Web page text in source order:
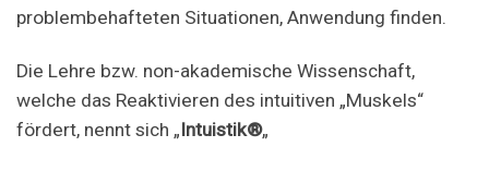
problembehafteten Situationen, Anwendung finden.
Die Lehre bzw. non-akademische Wissenschaft,
welche das Reaktivieren des intuitiven „Muskels“
fördert, nennt sich „Intuistik®„